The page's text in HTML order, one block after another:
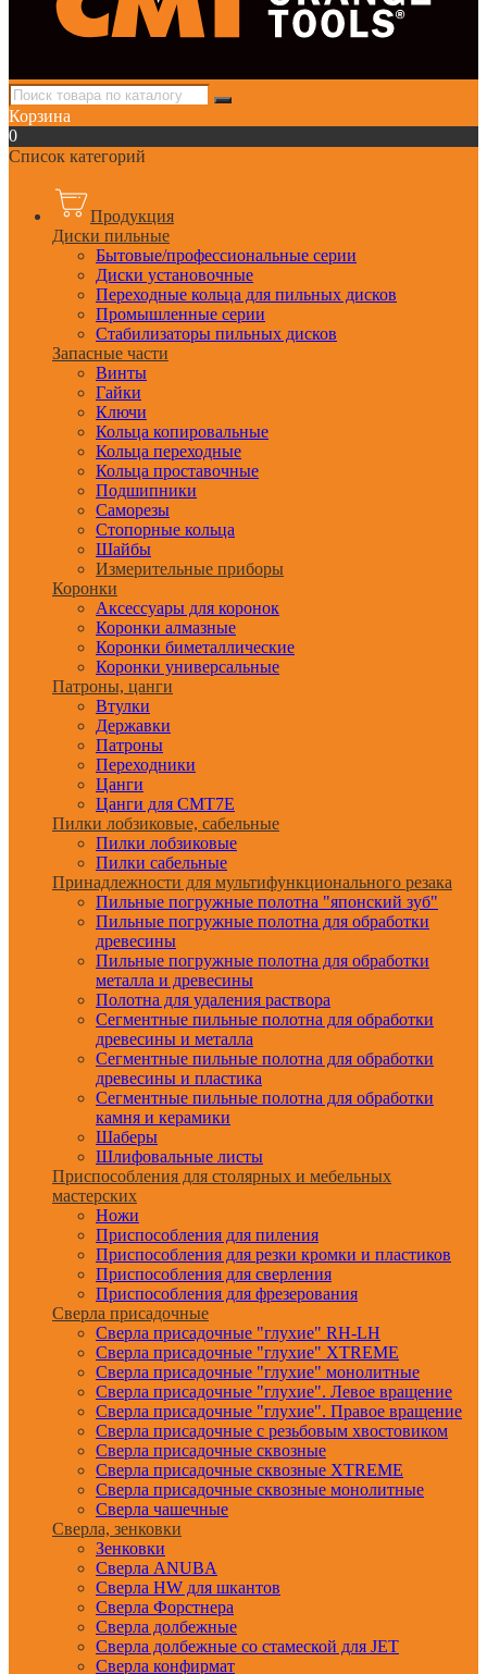
Корзина
0
Список категорий
Продукция
Диски пильные
Бытовые/профессиональные серии
Диски установочные
Переходные кольца для пильных дисков
Промышленные серии
Стабилизаторы пильных дисков
Запасные части
Винты
Гайки
Ключи
Кольца копировальные
Кольца переходные
Кольца проставочные
Подшипники
Саморезы
Стопорные кольца
Шайбы
Измерительные приборы
Коронки
Аксессуары для коронок
Коронки алмазные
Коронки биметаллические
Коронки универсальные
Патроны, цанги
Втулки
Державки
Патроны
Переходники
Цанги
Цанги для CMT7E
Пилки лобзиковые, сабельные
Пилки лобзиковые
Пилки сабельные
Принадлежности для мультифункционального резака
Пильные погружные полотна "японский зуб"
Пильные погружные полотна для обработки
древесины
Пильные погружные полотна для обработки
металла и древесины
Полотна для удаления раствора
Сегментные пильные полотна для обработки
древесины и металла
Сегментные пильные полотна для обработки
древесины и пластика
Сегментные пильные полотна для обработки
камня и керамики
Шаберы
Шлифовальные листы
Приспособления для столярных и мебельных
мастерских
Ножи
Приспособления для пиления
Приспособления для резки кромки и пластиков
Приспособления для сверления
Приспособления для фрезерования
Сверла присадочные
Сверла присадочные "глухие" RH-LH
Сверла присадочные "глухие" XTREME
Сверла присадочные "глухие" монолитные
Сверла присадочные "глухие". Левое вращение
Сверла присадочные "глухие". Правое вращение
Сверла присадочные с резьбовым хвостовиком
Сверла присадочные сквозные
Сверла присадочные сквозные XTREME
Сверла присадочные сквозные монолитные
Сверла чашечные
Сверла, зенковки
Зенковки
Сверла ANUBA
Сверла HW для шкантов
Сверла Форстнера
Сверла долбежные
Сверла долбежные со стамеской для JET
Сверла конфирмат